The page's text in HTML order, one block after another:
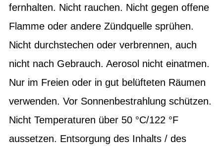
fernhalten. Nicht rauchen. Nicht gegen offene
Flamme oder andere Zündquelle sprühen.
Nicht durchstechen oder verbrennen, auch
nicht nach Gebrauch. Aerosol nicht einatmen.
Nur im Freien oder in gut belüfteten Räumen
verwenden. Vor Sonnenbestrahlung schützen.
Nicht Temperaturen über 50 °C/122 °F
aussetzen. Entsorgung des Inhalts / des